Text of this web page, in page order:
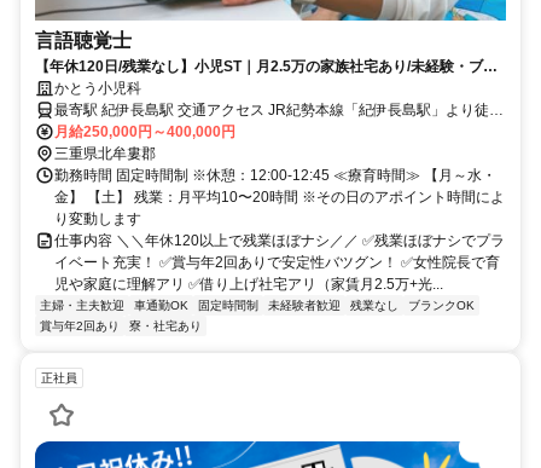
言語聴覚士
【年休120日/残業なし】小児ST｜月2.5万の家族社宅あり/未経験・ブラ
ンクOK
かとう小児科
最寄駅 紀伊長島駅 交通アクセス JR紀勢本線「紀伊長島駅」より徒歩
約8分／車で約2分 〇交通費支給（社内規定あり） 〇車通勤OK（駐車
場あり） 〇自転車通勤OK 〇自転車通勤OK ★グループ療育を行って
いるお隣の施設に 週に1回、または隔週1回程度の頻度で お手伝いに
行きます。
月給250,000円～400,000円
三重県北牟婁郡
勤務時間 固定時間制 ※休憩：12:00-12:45 ≪療育時間≫ 【月～水・
金】 【土】 残業：月平均10〜20時間 ※その日のアポイント時間によ
り変動します
仕事内容 ＼＼年休120以上で残業ほぼナシ／／ ✅残業ほぼナシでプラ
イベート充実！ ✅賞与年2回ありで安定性バツグン！ ✅女性院長で育
児や家庭に理解アリ ✅借り上げ社宅アリ（家賃月2.5万+光...
主婦・主夫歓迎 車通勤OK 固定時間制 未経験者歓迎 残業なし
ブランクOK
賞与年2回あり
寮・社宅あり
正社員